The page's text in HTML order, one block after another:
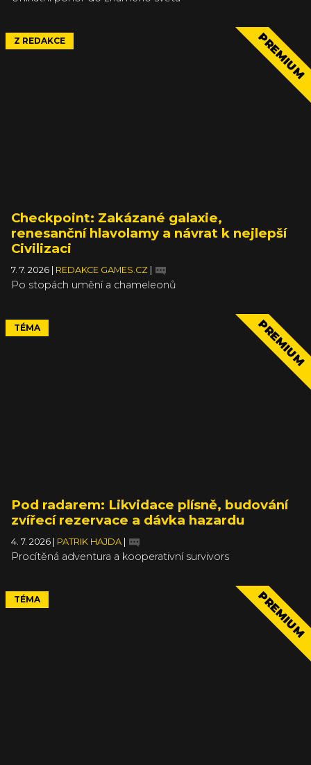
Z REDAKCE PREMIUM
Checkpoint: Zakázané galaxie,
renesanční hlavolamy a návrat k nejlepší
Civilizaci
7. 7. 2026 REDAKCE GAMES.CZ
Po stopách umění a chameleonů
TÉMA PREMIUM
Pod radarem: Likvidace plísně, budování
zvířecí rezervace a dávka hazardu
4. 7. 2026 PATRIK HAJDA
Procítěná adventura a kooperativní survivors
TÉMA PREMIUM